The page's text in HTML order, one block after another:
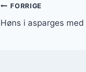
FORRIGE
Høns i asparges